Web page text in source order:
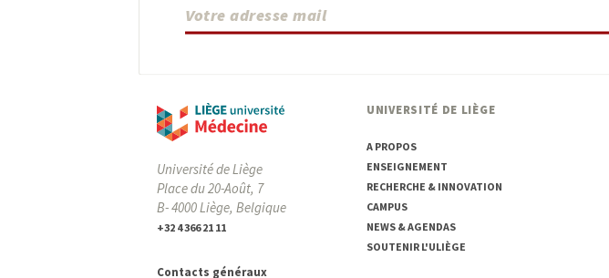
Université de Liège
Place du 20-Août, 7
B- 4000 Liège, Belgique
+32 4 366 21 11
Contacts généraux
UNIVERSITÉ DE LIÈGE
A PROPOS
ENSEIGNEMENT
RECHERCHE & INNOVATION
CAMPUS
NEWS & AGENDAS
SOUTENIR L'ULIÈGE